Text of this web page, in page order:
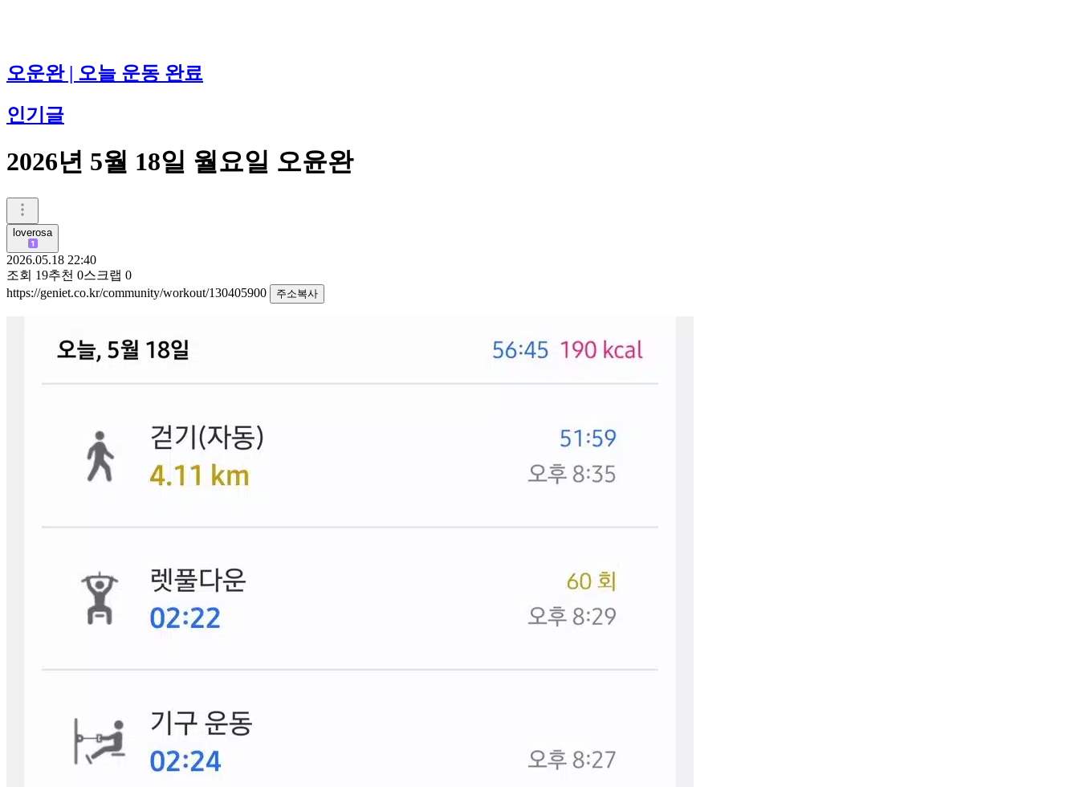
오운완 | 오늘 운동 완료
인기글
2026년 5월 18일 월요일 오윤완
loverosa
2026.05.18 22:40
조회 19추천 0스크랩 0
https://geniet.co.kr/community/workout/130405900
주소복사